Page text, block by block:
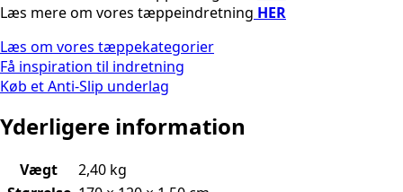
Læs mere om vores tæppeindretning HER
Læs om vores tæppekategorier
Få inspiration til indretning
Køb et Anti-Slip underlag
Yderligere information
Vægt
2,40 kg